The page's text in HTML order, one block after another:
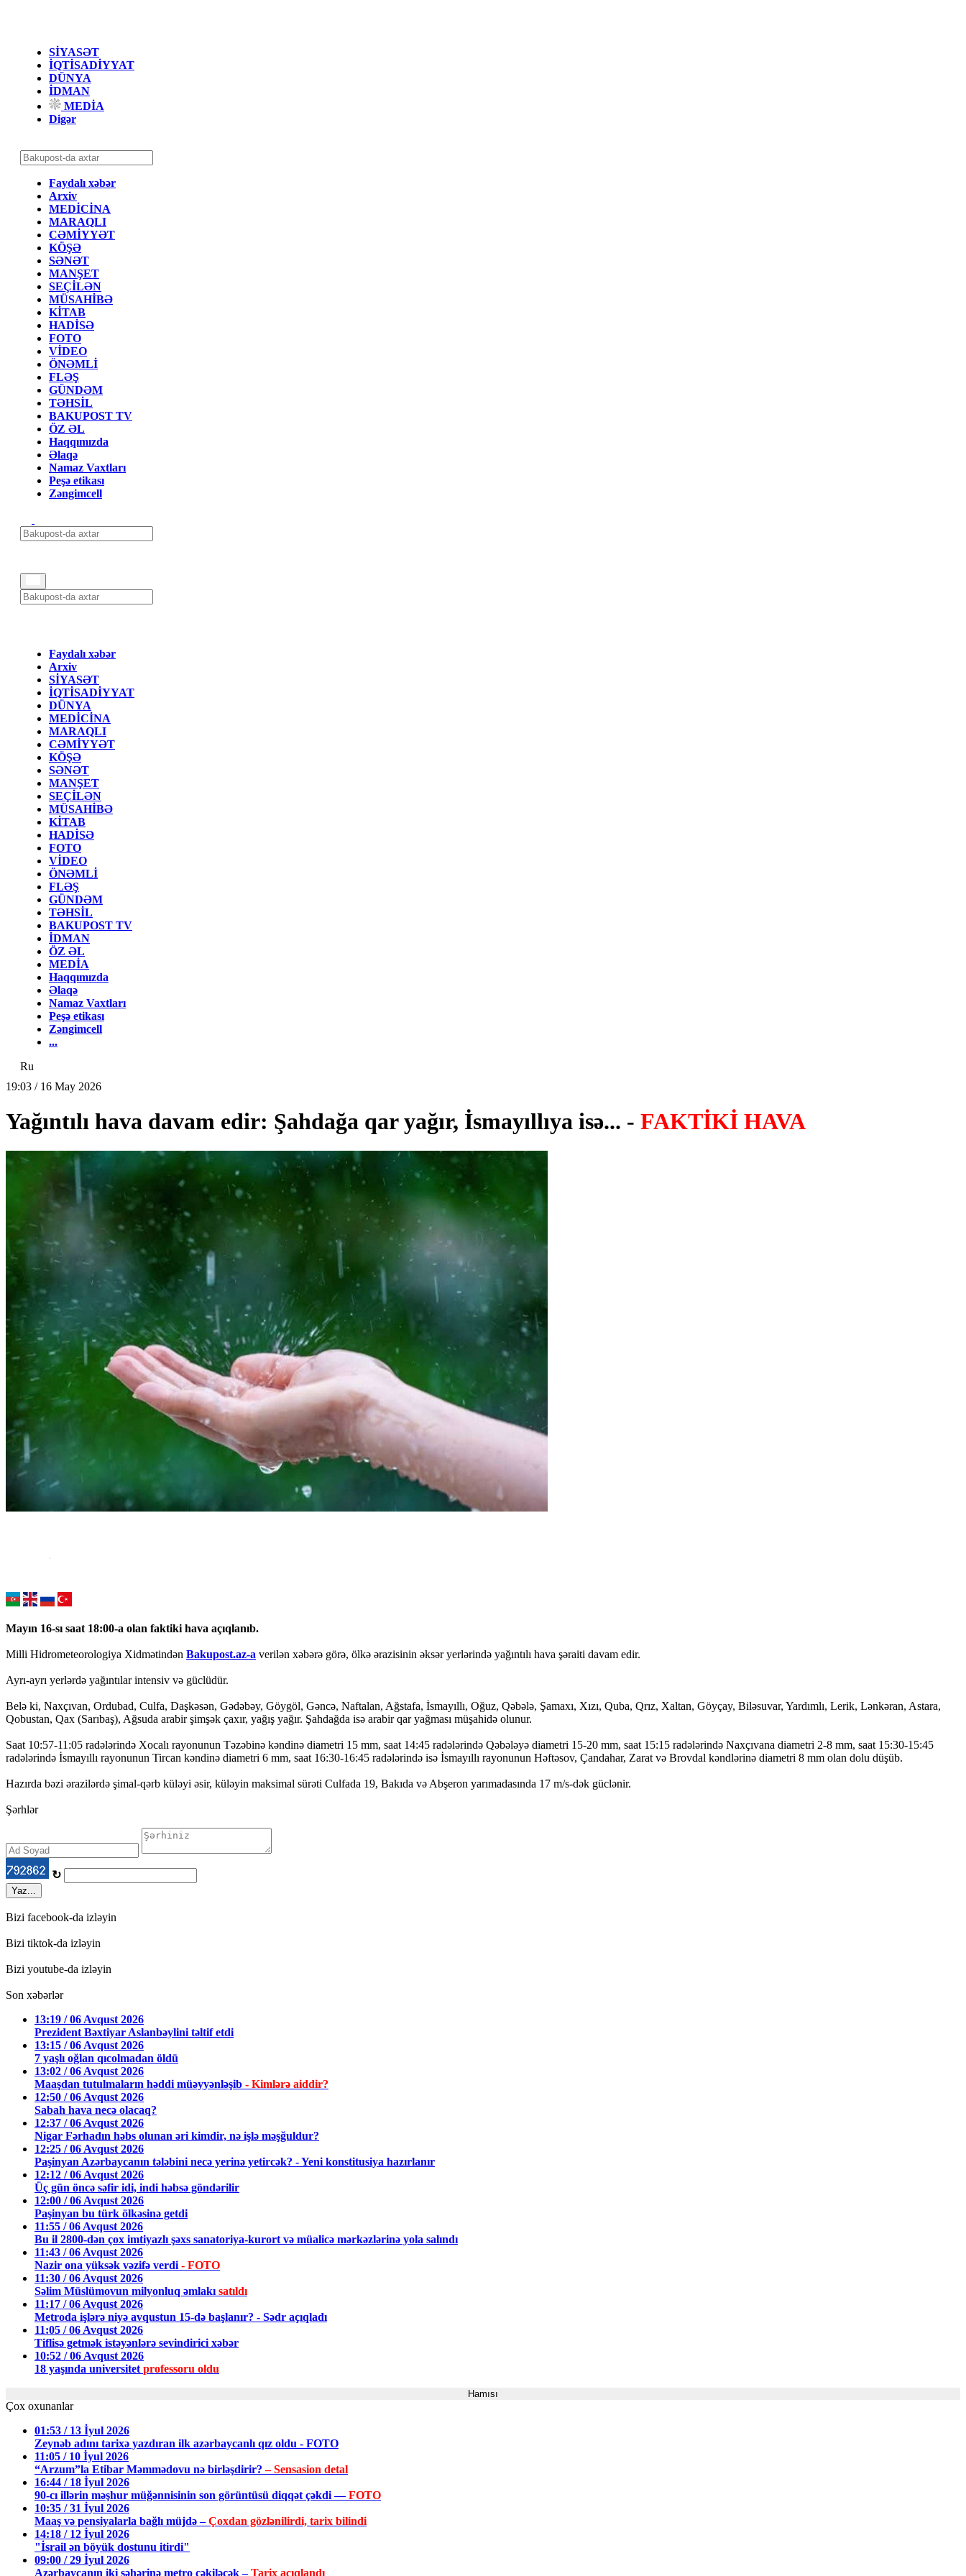
SİYASƏT
İQTİSADİYYAT
DÜNYA
İDMAN
MEDİA
Digər
Faydalı xəbər
Arxiv
MEDİCİNA
MARAQLI
CƏMİYYƏT
KÖŞƏ
SƏNƏT
MANŞET
SEÇİLƏN
MÜSAHİBƏ
KİTAB
HADİSƏ
FOTO
VİDEO
ÖNƏMLİ
FLƏŞ
GÜNDƏM
TƏHSİL
BAKUPOST TV
ÖZ ƏL
Haqqımızda
Əlaqə
Namaz Vaxtları
Peşə etikası
Zəngimcell
Faydalı xəbər
Arxiv
SİYASƏT
İQTİSADİYYAT
DÜNYA
MEDİCİNA
MARAQLI
CƏMİYYƏT
KÖŞƏ
SƏNƏT
MANŞET
SEÇİLƏN
MÜSAHİBƏ
KİTAB
HADİSƏ
FOTO
VİDEO
ÖNƏMLİ
FLƏŞ
GÜNDƏM
TƏHSİL
BAKUPOST TV
İDMAN
ÖZ ƏL
MEDİA
Haqqımızda
Əlaqə
Namaz Vaxtları
Peşə etikası
Zəngimcell
...
Ru
19:03 / 16 May 2026
Yağıntılı hava davam edir: Şahdağa qar yağır, İsmayıllıya isə... - FAKTİKİ HAVA
Mayın 16-sı saat 18:00-a olan faktiki hava açıqlanıb.
Milli Hidrometeorologiya Xidmətindən Bakupost.az-a verilən xəbərə görə, ölkə ərazisinin əksər yerlərində yağıntılı hava şəraiti davam edir.
Ayrı-ayrı yerlərdə yağıntılar intensiv və güclüdür.
Belə ki, Naxçıvan, Ordubad, Culfa, Daşkəsən, Gədəbəy, Göygöl, Gəncə, Naftalan, Ağstafa, İsmayıllı, Oğuz, Qəbələ, Şamaxı, Xızı, Quba, Qrız, Xaltan, Göyçay, Biləsuvar, Yardımlı, Lerik, Lənkəran, Astara,
Qobustan, Qax (Sarıbaş), Ağsuda arabir şimşək çaxır, yağış yağır. Şahdağda isə arabir qar yağması müşahidə olunur.
Saat 10:57-11:05 radələrində Xocalı rayonunun Təzəbinə kəndinə diametri 15 mm, saat 14:45 radələrində Qəbələyə diametri 15-20 mm, saat 15:15 radələrində Naxçıvana diametri 2-8 mm, saat 15:30-15:45
radələrində İsmayıllı rayonunun Tircan kəndinə diametri 6 mm, saat 16:30-16:45 radələrində isə İsmayıllı rayonunun Həftəsov, Çandahar, Zarat və Brovdal kəndlərinə diametri 8 mm olan dolu düşüb.
Hazırda bəzi ərazilərdə şimal-qərb küləyi əsir, küləyin maksimal sürəti Culfada 19, Bakıda və Abşeron yarımadasında 17 m/s-dək güclənir.
Şərhlər
↻
Yaz...
Bizi facebook-da izləyin
Bizi tiktok-da izləyin
Bizi youtube-da izləyin
Son xəbərlər
13:19 / 06 Avqust 2026
Prezident Bəxtiyar Aslanbəylini təltif etdi
13:15 / 06 Avqust 2026
7 yaşlı oğlan qıcolmadan öldü
13:02 / 06 Avqust 2026
Maaşdan tutulmaların həddi müəyyənləşib - Kimlərə aiddir?
12:50 / 06 Avqust 2026
Sabah hava necə olacaq?
12:37 / 06 Avqust 2026
Nigar Fərhadın həbs olunan əri kimdir, nə işlə məşğuldur?
12:25 / 06 Avqust 2026
Paşinyan Azərbaycanın tələbini necə yerinə yetircək? - Yeni konstitusiya hazırlanır
12:12 / 06 Avqust 2026
Üç gün öncə səfir idi, indi həbsə göndərilir
12:00 / 06 Avqust 2026
Paşinyan bu türk ölkəsinə getdi
11:55 / 06 Avqust 2026
Bu il 2800-dən çox imtiyazlı şəxs sanatoriya-kurort və müalicə mərkəzlərinə yola salındı
11:43 / 06 Avqust 2026
Nazir ona yüksək vəzifə verdi - FOTO
11:30 / 06 Avqust 2026
Səlim Müslümovun milyonluq əmlakı satıldı
11:17 / 06 Avqust 2026
Metroda işlərə niyə avqustun 15-də başlanır? - Sədr açıqladı
11:05 / 06 Avqust 2026
Tiflisə getmək istəyənlərə sevindirici xəbər
10:52 / 06 Avqust 2026
18 yaşında universitet professoru oldu
Hamısı
Çox oxunanlar
01:53 / 13 İyul 2026
Zeynəb adını tarixə yazdıran ilk azərbaycanlı qız oldu - FOTO
11:05 / 10 İyul 2026
“Arzum”la Etibar Məmmədovu nə birləşdirir?– Sensasion detal
16:44 / 18 İyul 2026
90-cı illərin məşhur müğənnisinin son görüntüsü diqqət çəkdi —FOTO
10:35 / 31 İyul 2026
Maaş və pensiyalarla bağlı müjdə –Çoxdan gözlənilirdi, tarix bilindi
14:18 / 12 İyul 2026
"İsrail ən böyük dostunu itirdi"
09:00 / 29 İyul 2026
Azərbaycanın iki şəhərinə metro çəkiləcək –Tarix açıqlandı